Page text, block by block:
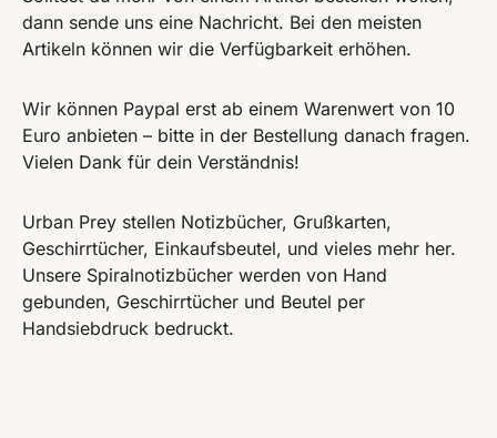
dann sende uns eine Nachricht. Bei den meisten
Artikeln können wir die Verfügbarkeit erhöhen.
Wir können Paypal erst ab einem Warenwert von 10
Euro anbieten – bitte in der Bestellung danach fragen.
Vielen Dank für dein Verständnis!
Urban Prey stellen Notizbücher, Grußkarten,
Geschirrtücher, Einkaufsbeutel, und vieles mehr her.
Unsere Spiralnotizbücher werden von Hand
gebunden, Geschirrtücher und Beutel per
Handsiebdruck bedruckt.